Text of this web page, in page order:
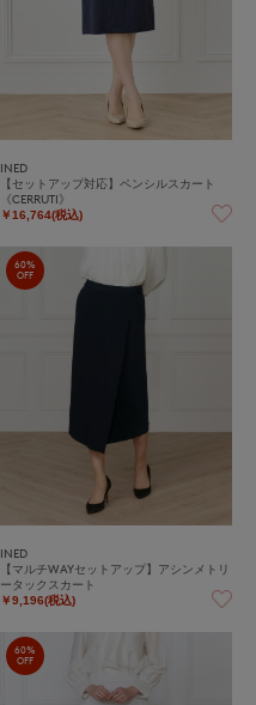
INED
【セットアップ対応】ペンシルスカート
《CERRUTI》
￥16,764(税込)
60%
OFF
INED
【マルチWAYセットアップ】アシンメトリ
ータックスカート
￥9,196(税込)
60%
OFF